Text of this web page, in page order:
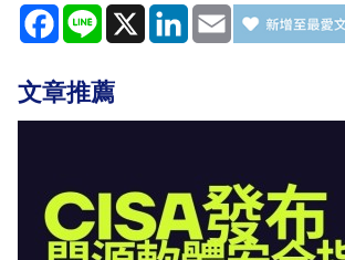
Facebook
Line X LinkedIn
Email
文章推薦